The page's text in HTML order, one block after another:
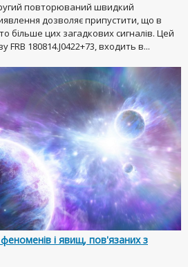
повторюваний швидкий
дозволяє припустити, що в
більше цих загадкових сигналів. Цей
FRB 180814.J0422+73, входить в...
і явищ, пов'язаних з